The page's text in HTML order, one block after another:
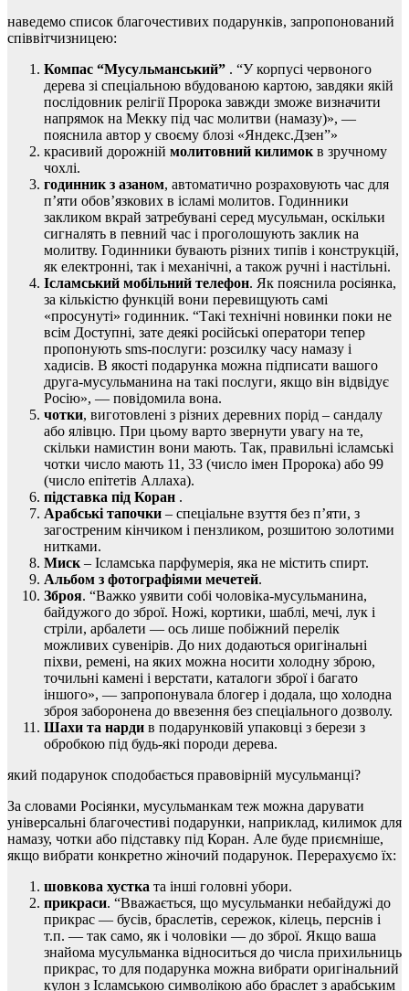
наведемо список благочестивих подарунків, запропонований
співвітчизницею:
Компас “Мусульманський” . “У корпусі червоного
дерева зі спеціальною вбудованою картою, завдяки якій
послідовник релігії Пророка завжди зможе визначити
напрямок на Мекку під час молитви (намазу)», —
пояснила автор у своєму блозі «Яндекс.Дзен”»
красивий дорожній молитовний килимокв зручному
чохлі.
годинник з азаном, автоматично розраховують час для
п’яти обов’язкових в ісламі молитов. Годинники
закликом вкрай затребувані серед мусульман, оскільки
сигналять в певний час і проголошують заклик на
молитву. Годинники бувають різних типів і конструкцій,
як електронні, так і механічні, а також ручні і настільні.
Ісламський мобільний телефон. Як пояснила росіянка,
за кількістю функцій вони перевищують самі
«просунуті» годинник. “Такі технічні новинки поки не
всім Доступні, зате деякі російські оператори тепер
пропонують sms-послуги: розсилку часу намазу і
хадисів. В якості подарунка можна підписати вашого
друга-мусульманина на такі послуги, якщо він відвідує
Росію», — повідомила вона.
чотки, виготовлені з різних деревних порід – сандалу
або ялівцю. При цьому варто звернути увагу на те,
скільки намистин вони мають. Так, правильні ісламські
чотки число мають 11, 33 (число імен Пророка) або 99
(число епітетів Аллаха).
підставка під Коран .
Арабські тапочки – спеціальне взуття без п’яти, з
загостреним кінчиком і пензликом, розшитою золотими
нитками.
Миск– Ісламська парфумерія, яка не містить спирт.
Альбом з фотографіями мечетей.
Зброя. “Важко уявити собі чоловіка-мусульманина,
байдужого до зброї. Ножі, кортики, шаблі, мечі, лук і
стріли, арбалети — ось лише побіжний перелік
можливих сувенірів. До них додаються оригінальні
піхви, ремені, на яких можна носити холодну зброю,
точильні камені і верстати, каталоги зброї і багато
іншого», — запропонувала блогер і додала, що холодна
зброя заборонена до ввезення без спеціального дозволу.
Шахи та нарди в подарунковій упаковці з берези з
обробкою під будь-які породи дерева.
який подарунок сподобається правовірній мусульманці?
За словами Росіянки, мусульманкам теж можна дарувати
універсальні благочестиві подарунки, наприклад, килимок для
намазу, чотки або підставку під Коран. Але буде приємніше,
якщо вибрати конкретно жіночий подарунок. Перерахуємо їх:
шовкова хустка та інші головні убори.
прикраси. “Вважається, що мусульманки небайдужі до
прикрас — бусів, браслетів, сережок, кілець, перснів і
т.п. — так само, як і чоловіки — до зброї. Якщо ваша
знайома мусульманка відноситься до числа прихильниць
прикрас, то для подарунка можна вибрати оригінальний
кулон з Ісламською символікою або браслет з арабським